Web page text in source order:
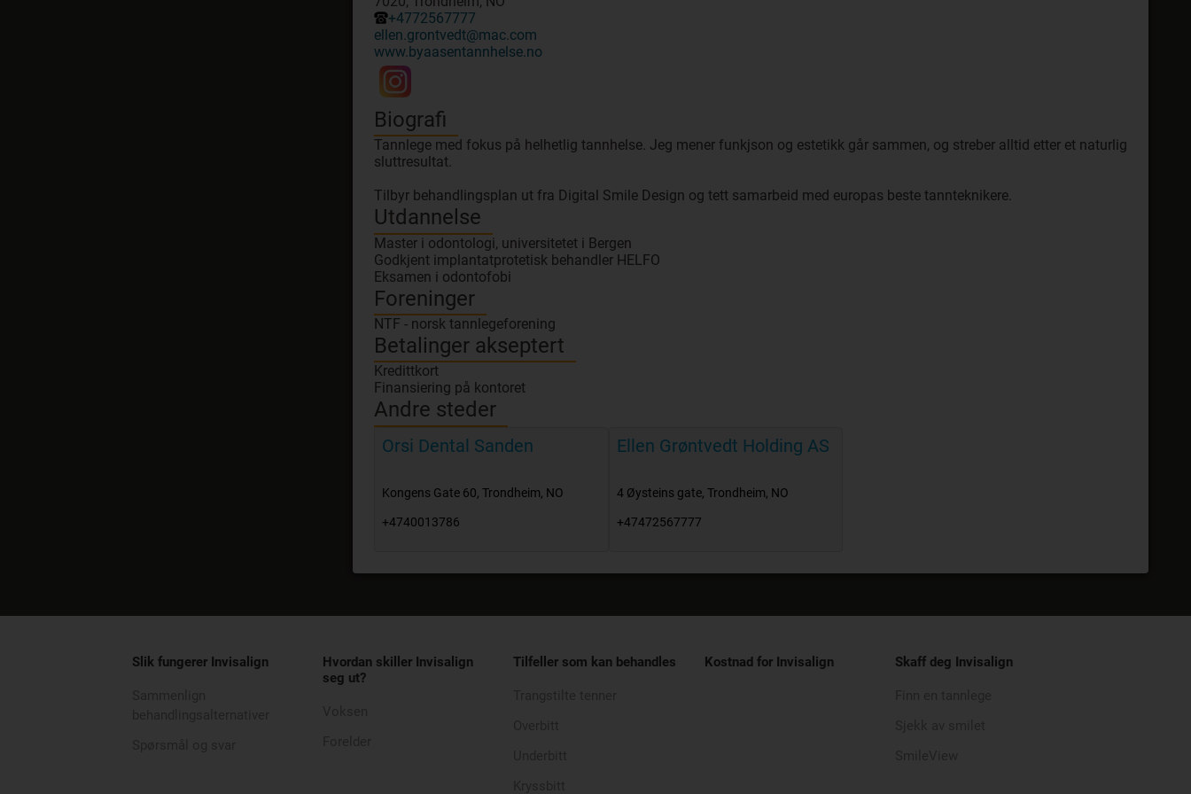
+4772567777
ellen.grontvedt@mac.com
www.byaasentannhelse.no
Biografi
Tannlege med fokus på helhetlig tannhelse. Jeg mener funkjson og estetikk går sammen, og streber alltid etter et naturlig
sluttresultat.
Tilbyr behandlingsplan ut fra Digital Smile Design og tett samarbeid med europas beste tannteknikere.
Utdannelse
Master i odontologi, universitetet i Bergen
Godkjent implantatprotetisk behandler HELFO
Eksamen i odontofobi
Foreninger
NTF - norsk tannlegeforening
Betalinger akseptert
Kredittkort
Finansiering på kontoret
Andre steder
Orsi Dental Sanden
Kongens Gate 60, Trondheim, NO
+4740013786
Ellen Grøntvedt Holding AS
4 Øysteins gate, Trondheim, NO
+47472567777
Slik fungerer Invisalign
Hvordan skiller Invisalign
seg ut?
Tilfeller som kan behandles Kostnad for Invisalign Skaff deg Invisalign